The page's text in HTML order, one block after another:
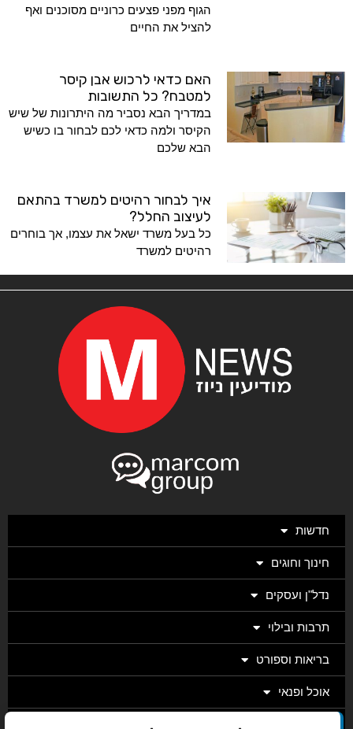
הגוף מפני פצעים כרוניים מסוכנים ואף
להציל את החיים
האם כדאי לרכוש אבן קיסר
למטבח? כל התשובות
במדריך הבא נסביר מה היתרונות של שיש
הקיסר ולמה כדאי לכם לבחור בו כשיש
הבא שלכם
איך לבחור רהיטים למשרד בהתאם
לעיצוב החלל?
כל בעל משרד ישאל את עצמו, אך בוחרים
רהיטים למשרד
חדשות
חינוך וחוגים
נדל"ן ועסקים
תרבות ובילוי
בריאות וספורט
אוכל ופנאי